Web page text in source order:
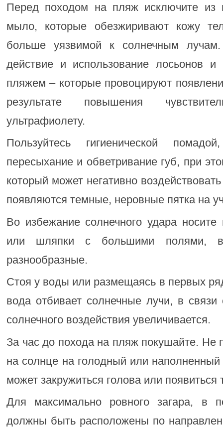
Перед походом на пляж исключите из
мыло, которые обезжиривают кожу
больше уязвимой к солнечным лучам.
действие и использование лосьонов
пляжем – которые провоцируют
результате повышения
ультрафиолету.
Пользуйтесь гигиенической
пересыхание и обветривание губ, при
который может негативно
появляются темные, неровные пятка на
Во избежание солнечного удара
или шляпки с большими полями,
разнообразные.
Стоя у воды или размещаясь в первых
вода отбивает солнечные лучи, в
солнечного воздействия увеличивается.
За час до похода на пляж покушайте. Не
на солнце на голодный или наполненный
может закружиться голова или появиться
Для максимально ровного загара, в
должны быть расположены по